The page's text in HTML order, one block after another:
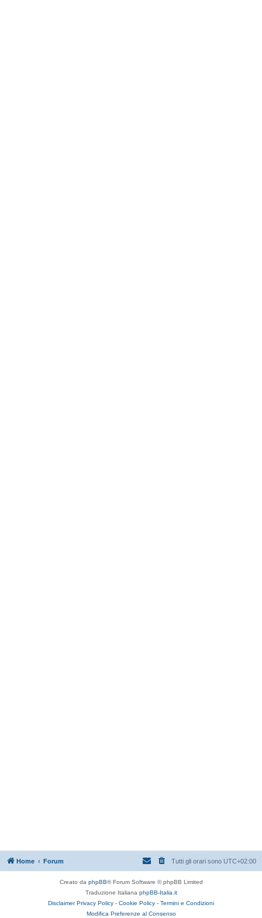
Home Forum Tutti gli orari sono UTC+02:00
Creato da phpBB® Forum Software © phpBB Limited
Traduzione Italiana phpBB-Italia.it
Disclaimer Privacy Policy - Cookie Policy - Termini e Condizioni
Modifica Preferenze al Consenso